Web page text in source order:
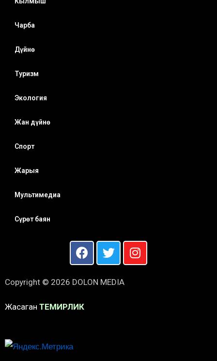
Чарба
Дүйнө
Туризм
Экология
Жан дүйнө
Спорт
Жарыя
Мультимедиа
Сүрөт баян
Copyright © 2026 DOLON MEDIA
Жасаган ТЕМИРЛИК